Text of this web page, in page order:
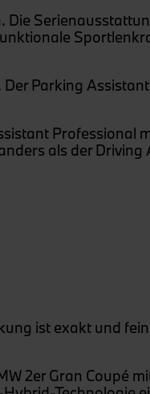
Die
Parking
Professional
als der Driving
ist exakt und
2er Gran Coupé